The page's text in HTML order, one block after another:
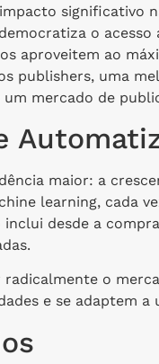
significativo
o acesso
aproveitem ao
publishers, uma
mercado de
maior: a
learning, cada
desde a
o
e se adaptem